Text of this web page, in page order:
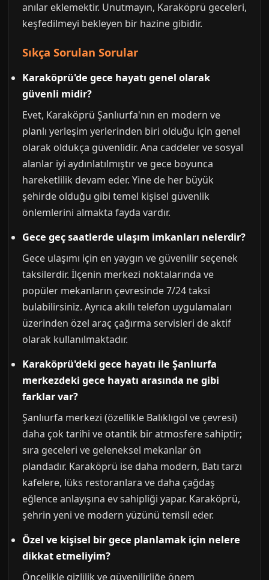
anılar eklemektir. Unutmayın, Karaköprü geceleri,
keşfedilmeyi bekleyen bir hazine gibidir.
Sıkça Sorulan Sorular
Karaköprü'de gece hayatı genel olarak
güvenli midir?
Evet, Karaköprü Şanlıurfa'nın en modern ve
planlı yerleşim yerlerinden biri olduğu için genel
olarak oldukça güvenlidir. Ana caddeler ve sosyal
alanlar iyi aydınlatılmıştır ve gece boyunca
hareketlilik devam eder. Yine de her büyük
şehirde olduğu gibi temel kişisel güvenlik
önlemlerini almakta fayda vardır.
Gece geç saatlerde ulaşım imkanları nelerdir?
Gece ulaşımı için en yaygın ve güvenilir seçenek
taksilerdir. İlçenin merkezi noktalarında ve
popüler mekanların çevresinde 7/24 taksi
bulabilirsiniz. Ayrıca akıllı telefon uygulamaları
üzerinden özel araç çağırma servisleri de aktif
olarak kullanılmaktadır.
Karaköprü'deki gece hayatı ile Şanlıurfa
merkezdeki gece hayatı arasında ne gibi
farklar var?
Şanlıurfa merkezi (özellikle Balıklıgöl ve çevresi)
daha çok tarihi ve otantik bir atmosfere sahiptir;
sıra geceleri ve geleneksel mekanlar ön
plandadır. Karaköprü ise daha modern, Batı tarzı
kafelere, lüks restoranlara ve daha çağdaş
eğlence anlayışına ev sahipliği yapar. Karaköprü,
şehrin yeni ve modern yüzünü temsil eder.
Özel ve kişisel bir gece planlamak için nelere
dikkat etmeliyim?
Öncelikle gizlilik ve güvenilirliğe önem